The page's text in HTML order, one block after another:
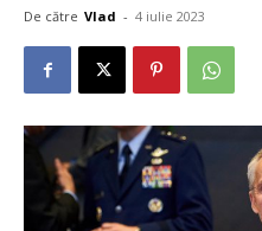
De către Vlad - 4 iulie 2023